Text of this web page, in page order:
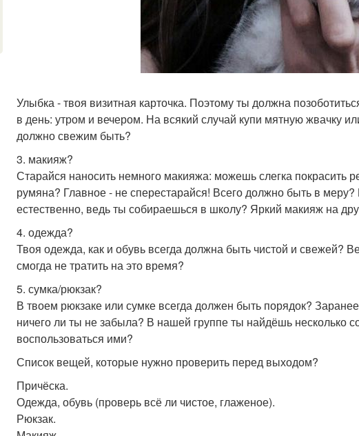
Улыбка - твоя визитная карточка. Поэтому ты должна
в день: утром и вечером. На всякий случай купи мятную жвачку
должно свежим быть?
3. макияж?
Старайся наносить немного макияжа: можешь слегка покрасить
румяна? Главное - не сперестарайся! Всего должно быть в
естественно, ведь ты собираешься в школу? Яркий макияж на
4. одежда?
Твоя одежда, как и обувь всегда должна быть чистой и свежей?
смогда не тратить на это время?
5. сумка/рюкзак?
В твоем рюкзаке или сумке всегда должен быть порядок?
ничего ли ты не забыла? В нашей группе ты найдёшь несколько
воспользоваться ими?
Список вещей, которые нужно проверить перед выходом?
Причёска.
Одежда, обувь (проверь всё ли чистое, глаженое).
Рюкзак.